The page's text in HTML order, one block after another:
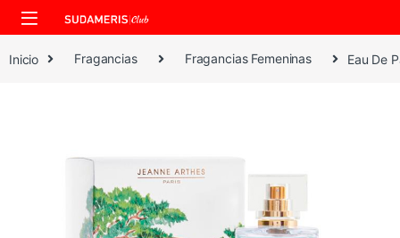
Skip to navigation
Skip to content
Inicio Fragancias Fragancias Femeninas Eau De